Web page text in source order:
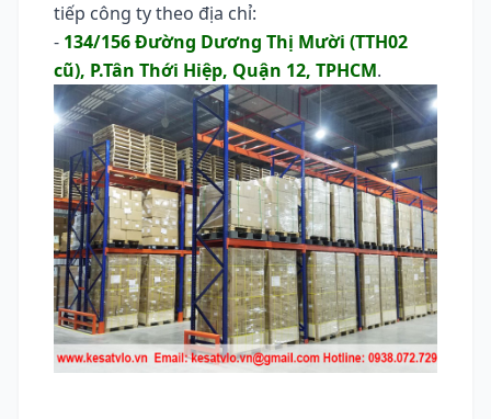
tiếp công ty theo địa chỉ:
- 134/156 Đường Dương Thị Mười (TTH02
cũ), P.Tân Thới Hiệp, Quận 12, TPHCM.